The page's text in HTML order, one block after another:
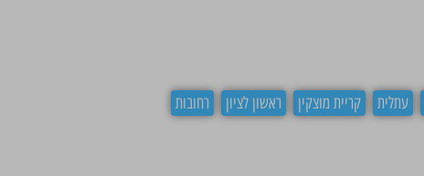
עתלית קריית מוצקין ראשון לציון רחובות